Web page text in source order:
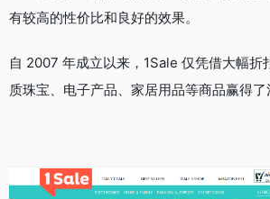
有较高的性价比和良好的效果。
自 2007 年成立以来，1Sale 仅凭借大幅折
质珠宝、电子产品、家居用品等商品赢得了